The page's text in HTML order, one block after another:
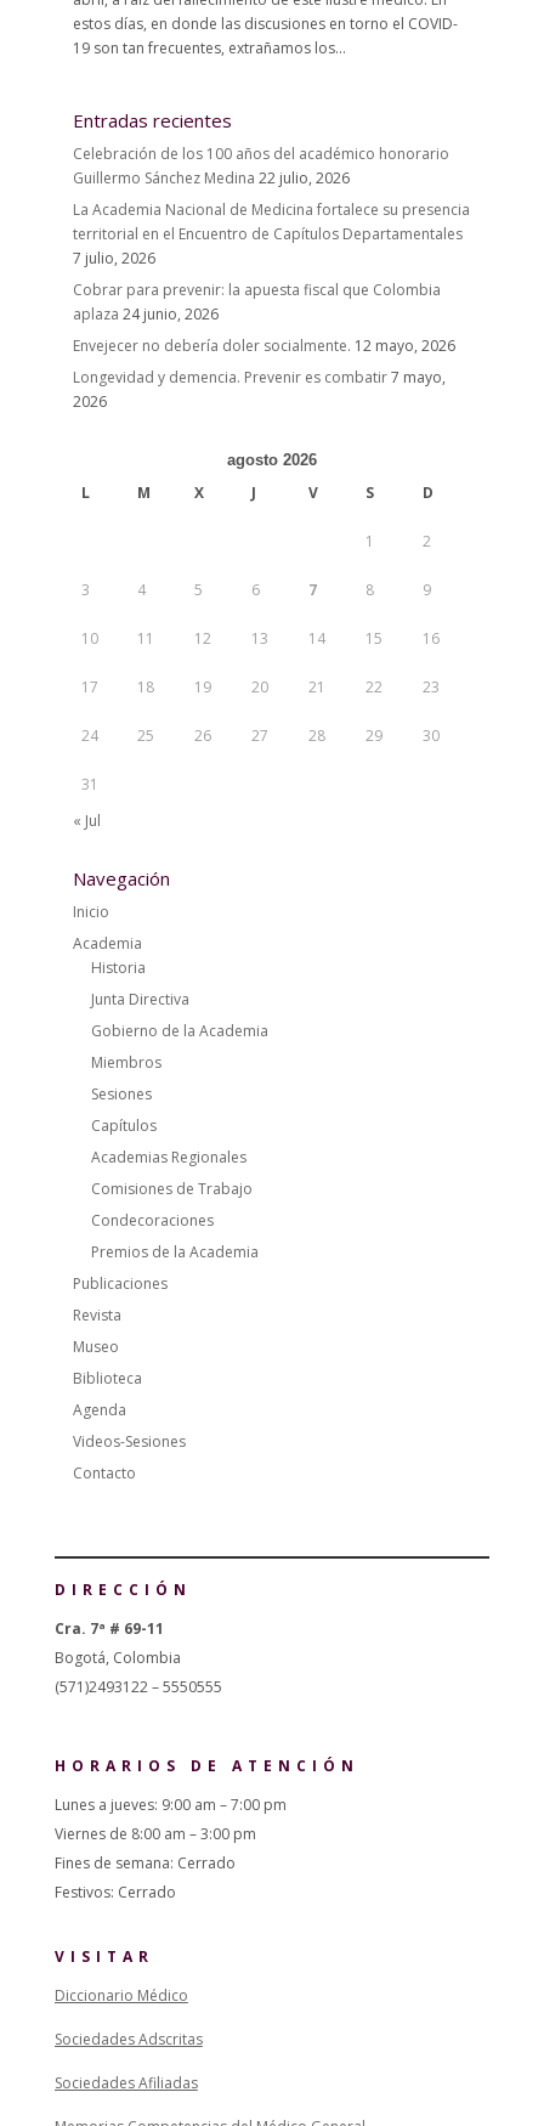
estos días, en donde las discusiones en torno el COVID-
19 son tan frecuentes, extrañamos los...
Entradas recientes
Celebración de los 100 años del académico honorario
Guillermo Sánchez Medina 22 julio, 2026
La Academia Nacional de Medicina fortalece su presencia
territorial en el Encuentro de Capítulos Departamentales
7 julio, 2026
Cobrar para prevenir: la apuesta fiscal que Colombia
aplaza 24 junio, 2026
Envejecer no debería doler socialmente. 12 mayo, 2026
Longevidad y demencia. Prevenir es combatir7 mayo,
2026
agosto 2026
L M X J V S D
1 2
3 4 5 6 7 8 9
10 11 12 13 14 15 16
17 18 19 20 21 22 23
24 25 26 27 28 29 30
31
« Jul
Navegación
Inicio
Academia
Historia
Junta Directiva
Gobierno de la Academia
Miembros
Sesiones
Capítulos
Academias Regionales
Comisiones de Trabajo
Condecoraciones
Premios de la Academia
Publicaciones
Revista
Museo
Biblioteca
Agenda
Videos-Sesiones
Contacto
DIRECCIÓN
Cra. 7ª # 69-11
Bogotá, Colombia
(571)2493122 – 5550555
HORARIOS DE ATENCIÓN
Lunes a jueves: 9:00 am – 7:00 pm
Viernes de 8:00 am – 3:00 pm
Fines de semana: Cerrado
Festivos: Cerrado
VISITAR
Diccionario Médico
Sociedades Adscritas
Sociedades Afiliadas